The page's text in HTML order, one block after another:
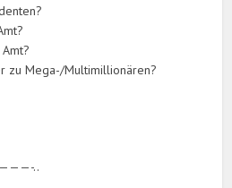
zu Mega-/Multimillionären?
..